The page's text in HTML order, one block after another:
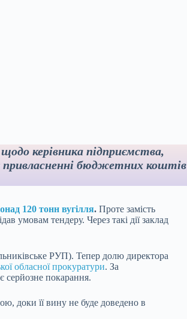
керівника підприємства,
привласненні бюджетних коштів
120 тонн вугілля. Проте замість
умовам тендеру. Через такі дії заклад
РУП). Тепер долю директора
обласної прокуратури. За
серйозне покарання.
доки її вину не буде доведено в